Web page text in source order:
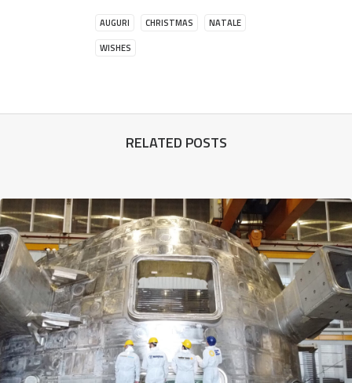
AUGURI CHRISTMAS
NATALE
WISHES
RELATED POSTS